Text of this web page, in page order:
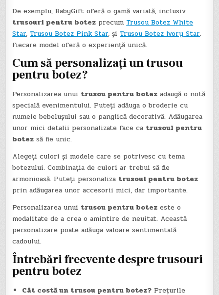
De exemplu, BabyGift oferă o gamă variată, inclusiv
trusouri pentru botez precum Trusou Botez White
Star, Trusou Botez Pink Star, și Trusou Botez Ivory Star.
Fiecare model oferă o experiență unică.
Cum să personalizați untrusou
pentru botez?
Personalizarea unui trusou pentru botez adaugă o notă
specială evenimentului. Puteți adăuga o broderie cu
numele bebelușului sau o panglică decorativă. Adăugarea
unor mici detalii personalizate face ca trusoul pentru
botez să fie unic.
Alegeți culori și modele care se potrivesc cu tema
botezului. Combinația de culori ar trebui să fie
armonioasă. Puteți personaliza trusoul pentru botez
prin adăugarea unor accesorii mici, dar importante.
Personalizarea unui trusou pentru botez este o
modalitate de a crea o amintire de neuitat. Această
personalizare poate adăuga valoare sentimentală
cadoului.
Întrebări frecvente despretrusouri
pentru botez
Cât costă un trusou pentru botez? Prețurile